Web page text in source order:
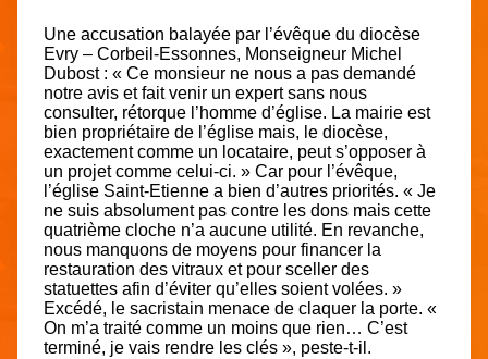
Une accusation balayée par l’évêque du diocèse
Evry – Corbeil-Essonnes, Monseigneur Michel
Dubost : « Ce monsieur ne nous a pas demandé
notre avis et fait venir un expert sans nous
consulter, rétorque l’homme d’église. La mairie est
bien propriétaire de l’église mais, le diocèse,
exactement comme un locataire, peut s’opposer à
un projet comme celui-ci. » Car pour l’évêque,
l’église Saint-Etienne a bien d’autres priorités. « Je
ne suis absolument pas contre les dons mais cette
quatrième cloche n’a aucune utilité. En revanche,
nous manquons de moyens pour financer la
restauration des vitraux et pour sceller des
statuettes afin d’éviter qu’elles soient volées. »
Excédé, le sacristain menace de claquer la porte. «
On m’a traité comme un moins que rien… C’est
terminé, je vais rendre les clés », peste-t-il.